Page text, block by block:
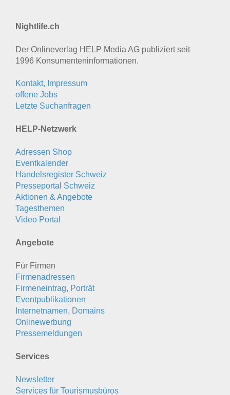
Nightlife.ch
Der Onlineverlag HELP Media AG publiziert seit
1996 Konsumenten­informationen.
Kontakt, Impressum
offene Jobs
Letzte Suchanfragen
HELP-Netzwerk
Adressen Shop
Eventkalender
Handelsregister Schweiz
Presseportal Schweiz
Aktionen & Angebote
Tagesthemen
Video Portal
Angebote
Für Firmen
Firmenadressen
Firmeneintrag, Porträt
Eventpublikationen
Internetnamen, Domains
Onlinewerbung
Pressemeldungen
Services
Newsletter
Services für Tourismusbüros